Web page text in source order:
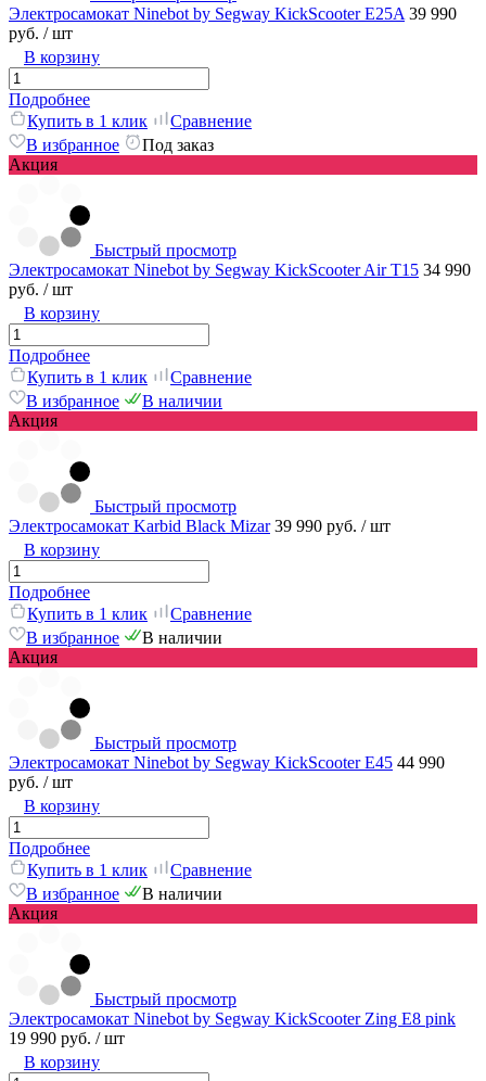
Электросамокат Ninebot by Segway KickScooter E25A 39 990
руб. / шт
В корзину
Подробнее
Купить в 1 клик
Сравнение
В избранное
Под заказ
Акция
Быстрый просмотр
Электросамокат Ninebot by Segway KickScooter Air T15 34 990
руб. / шт
В корзину
Подробнее
Купить в 1 клик
Сравнение
В избранное
В наличии
Акция
Быстрый просмотр
Электросамокат Karbid Black Mizar 39 990 руб. / шт
В корзину
Подробнее
Купить в 1 клик
Сравнение
В избранное
В наличии
Акция
Быстрый просмотр
Электросамокат Ninebot by Segway KickScooter E45 44 990
руб. / шт
В корзину
Подробнее
Купить в 1 клик
Сравнение
В избранное
В наличии
Акция
Быстрый просмотр
Электросамокат Ninebot by Segway KickScooter Zing E8 pink
19 990 руб. / шт
В корзину